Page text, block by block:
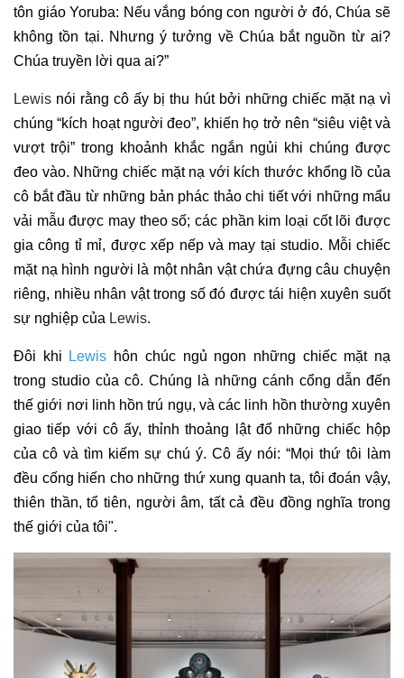
tôn giáo Yoruba: Nếu vắng bóng con người ở đó, Chúa sẽ
không tồn tại. Nhưng ý tưởng về Chúa bắt nguồn từ ai?
Chúa truyền lời qua ai?”
Lewis nói rằng cô ấy bị thu hút bởi những chiếc mặt nạ vì
chúng “kích hoạt người đeo”, khiến họ trở nên “siêu việt và
vượt trội” trong khoảnh khắc ngắn ngủi khi chúng được
đeo vào. Những chiếc mặt nạ với kích thước khổng lồ của
cô bắt đầu từ những bản phác thảo chi tiết với những mẩu
vải mẫu được may theo số; các phần kim loại cốt lõi được
gia công tỉ mỉ, được xếp nếp và may tại studio. Mỗi chiếc
mặt nạ hình người là một nhân vật chứa đựng câu chuyện
riêng, nhiều nhân vật trong số đó được tái hiện xuyên suốt
sự nghiệp của Lewis.
Đôi khi Lewis hôn chúc ngủ ngon những chiếc mặt nạ
trong studio của cô. Chúng là những cánh cổng dẫn đến
thế giới nơi linh hồn trú ngụ, và các linh hồn thường xuyên
giao tiếp với cô ấy, thỉnh thoảng lật đổ những chiếc hộp
của cô và tìm kiếm sự chú ý. Cô ấy nói: “Mọi thứ tôi làm
đều cống hiến cho những thứ xung quanh ta, tôi đoán vậy,
thiên thần, tổ tiên, người âm, tất cả đều đồng nghĩa trong
thế giới của tôi".